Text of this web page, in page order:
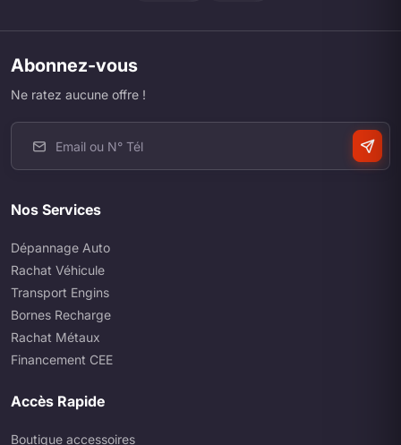
Abonnez-vous
Ne ratez aucune offre !
Nos Services
Dépannage Auto
Rachat Véhicule
Transport Engins
Bornes Recharge
Rachat Métaux
Financement CEE
Accès Rapide
Boutique accessoires